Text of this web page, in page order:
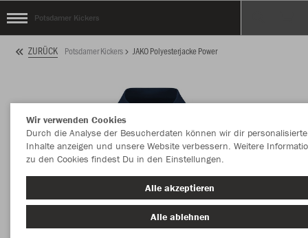
Potsdamer Kickers
ZURÜCK Potsdamer Kickers JAKO Polyesterjacke Power
Wir verwenden Cookies
Durch die Analyse der Besucherdaten können wir dir personalisierte
Inhalte anzeigen und unsere Website verbessern. Weitere
zu den Cookies findest Du in den Einstellungen.
Alle akzeptieren
Alle ablehnen